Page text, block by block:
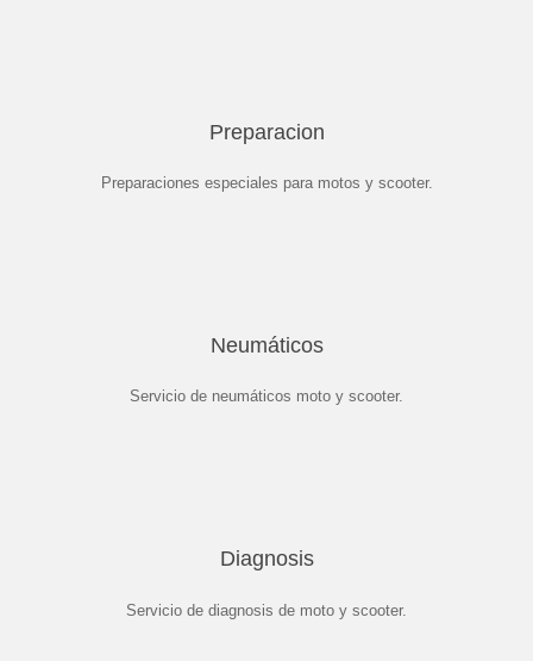
Preparacion
Preparaciones especiales para motos y scooter.
Neumáticos
Servicio de neumáticos moto y scooter.
Diagnosis
Servicio de diagnosis de moto y scooter.